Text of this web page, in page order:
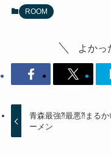
ROOM
よかっ
青森最強⁈最悪⁈まるか
ーメン